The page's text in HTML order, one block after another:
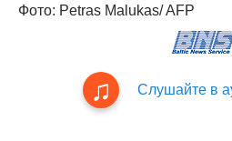
Фото: Petras Malukas/ AFP
Слушайте в